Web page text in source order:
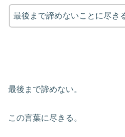
最後まで諦めないことに尽き
最後まで諦めない。
この言葉に尽きる。